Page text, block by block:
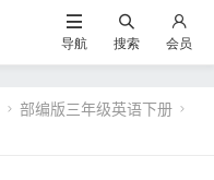
导航 搜索 会员
 部编版三年级英语下册 